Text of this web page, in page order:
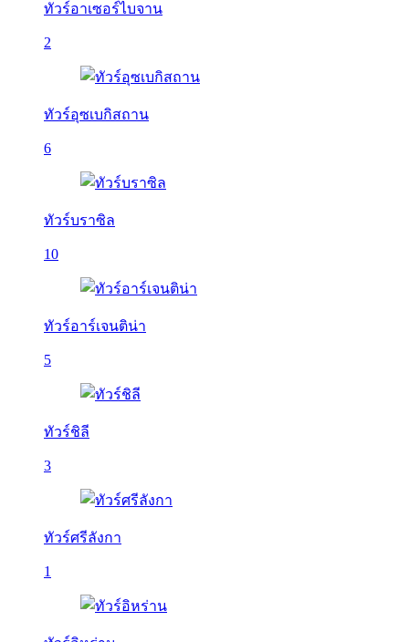
ทัวร์อาเซอร์ไบจาน
2
ทัวร์อุซเบกิสถาน
6
ทัวร์บราซิล
10
ทัวร์อาร์เจนติน่า
5
ทัวร์ชิลี
3
ทัวร์ศรีลังกา
1